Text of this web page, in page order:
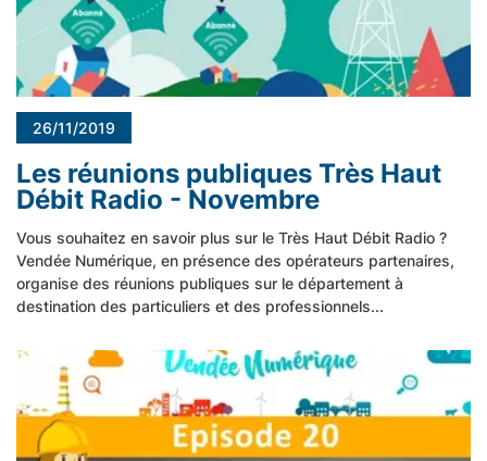
26/11/2019
Les réunions publiques Très Haut
Débit Radio - Novembre
Vous souhaitez en savoir plus sur le Très Haut Débit Radio ?
Vendée Numérique, en présence des opérateurs partenaires,
organise des réunions publiques sur le département à
destination des particuliers et des professionnels...